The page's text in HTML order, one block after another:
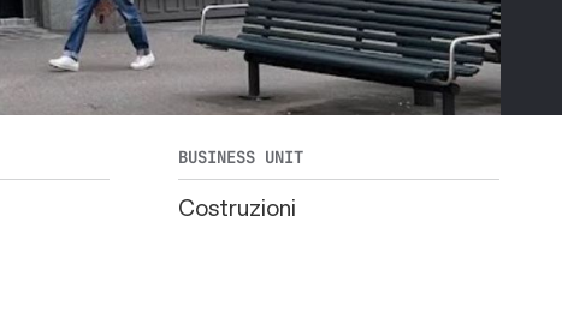
BUSINESS UNIT
Costruzioni